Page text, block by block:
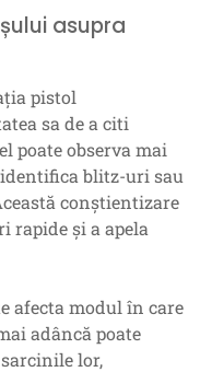
asupra
pistol
sa de a citi
poate observa mai
blitz-uri sau
conștientizare
rapide și a apela
afecta modul în care
adâncă poate
lor,